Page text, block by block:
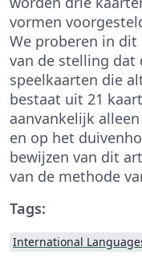
vormen
We proberen in
van de stelling dat
speelkaarten die
bestaat uit 21
aanvankelijk
en op het
bewijzen van dit
van de methode
Tags:
International